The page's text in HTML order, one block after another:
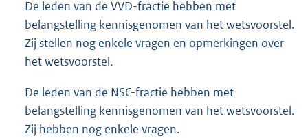
De leden van de VVD-fractie hebben met
belangstelling kennisgenomen van het wetsvoorstel.
Zij stellen nog enkele vragen en opmerkingen over
het wetsvoorstel.
De leden van de NSC-fractie hebben met
belangstelling kennisgenomen van het wetsvoorstel.
Zij hebben nog enkele vragen.